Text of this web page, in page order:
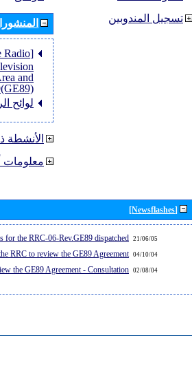
Radio
and
لوائح
الأنشطة
معلومات
تسجيل المندوبين
[Newsflashes]
21/06/05
for the RRC-06-Rev.GE89 dispatched...
04/10/04
RRC to review the GE89 Agreement
02/08/04
the GE89 Agreement - Consultation